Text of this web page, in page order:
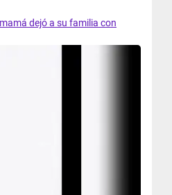
dejó a su familia con